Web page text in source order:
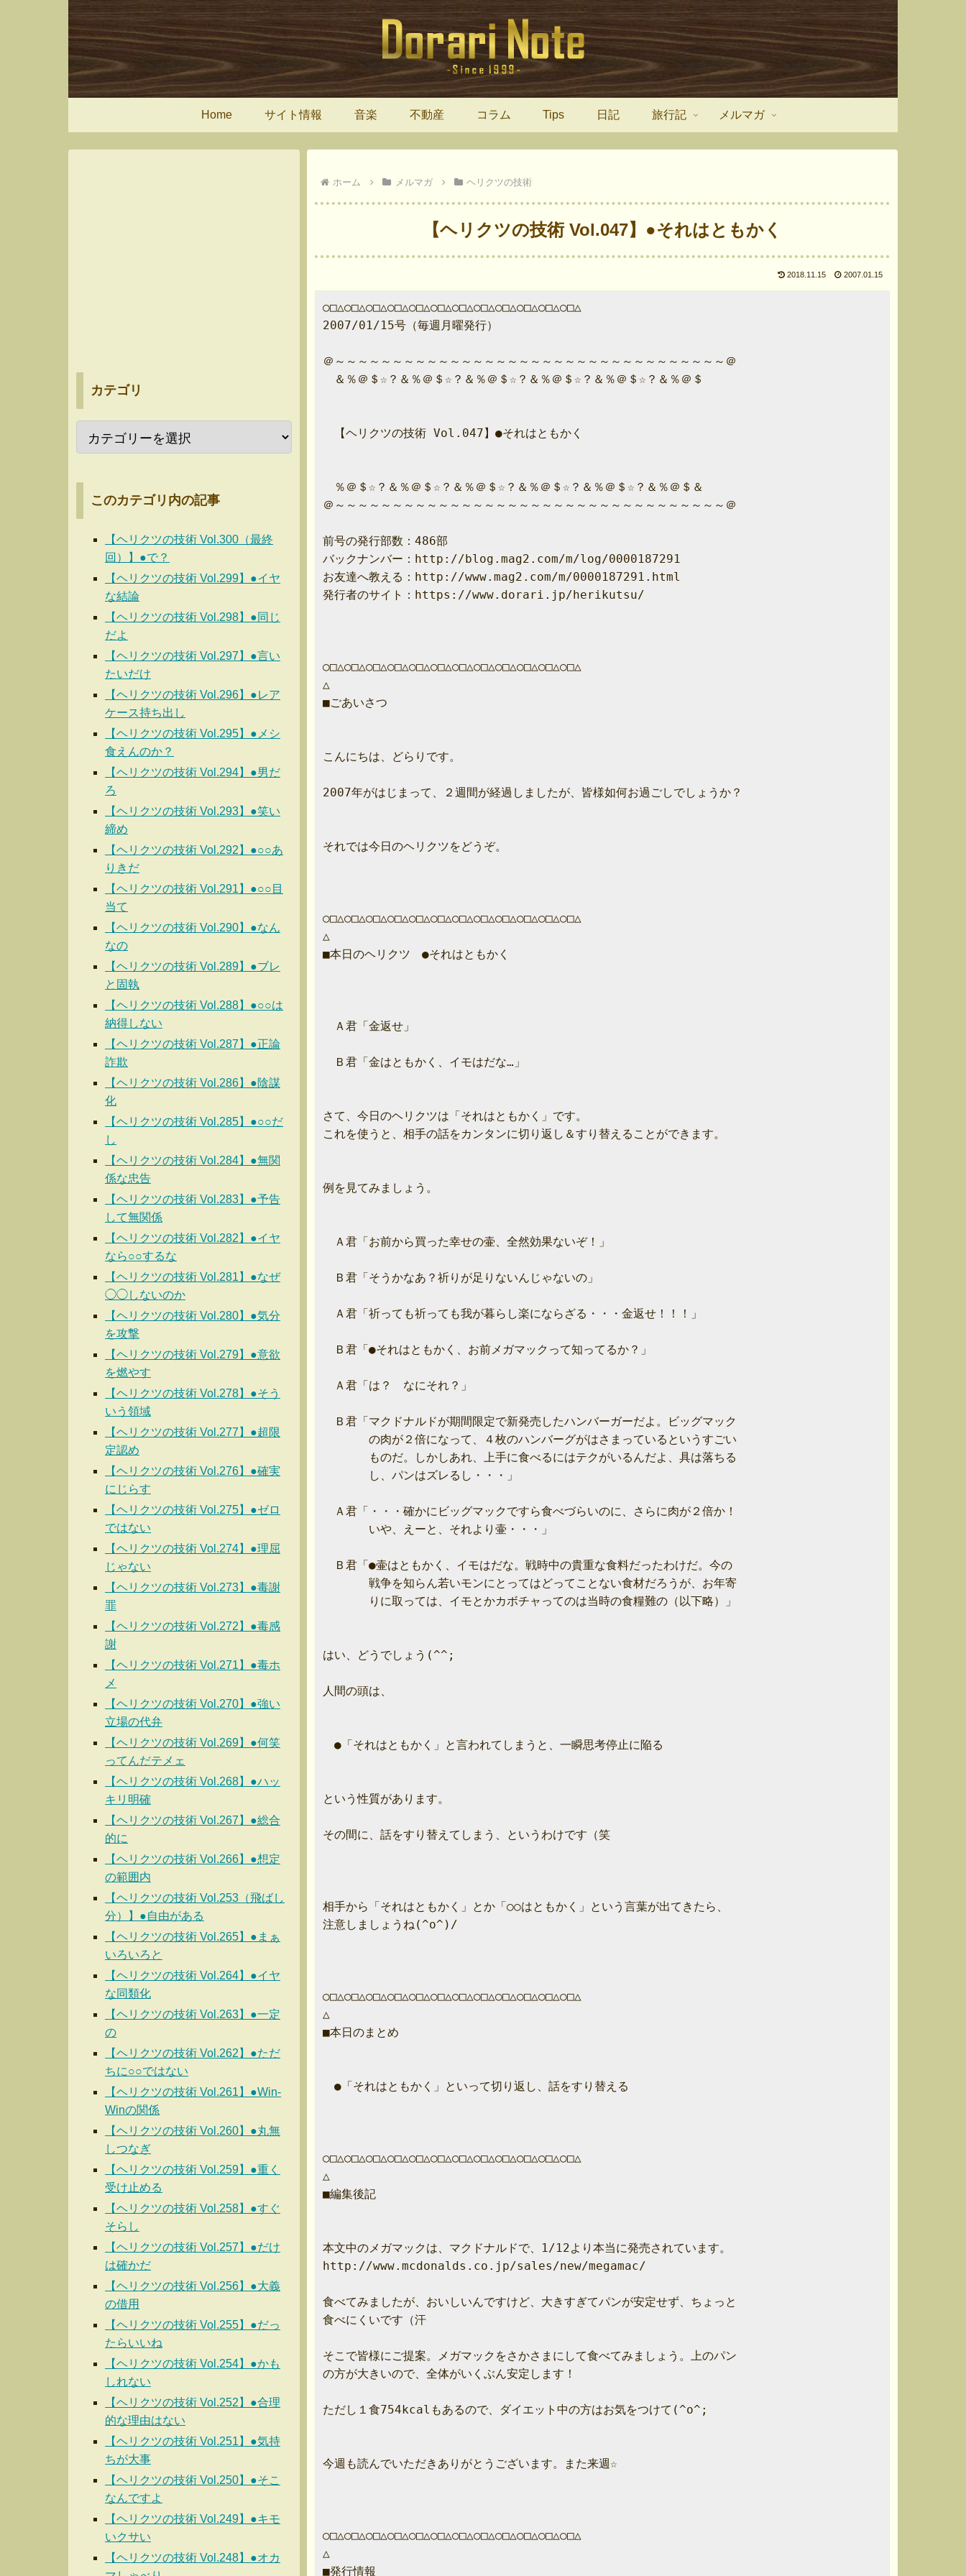
Home サイト情報 音楽 不動産 コラム Tips 日記 旅行記 メルマガ
ホーム メルマガ ヘリクツの技術
【ヘリクツの技術 Vol.047】●それはともかく
2018.11.15 2007.01.15
○□△○□△○□△○□△○□△○□△○□△○□△○□△○□△○□△○□△
2007/01/15号（毎週月曜発行）
＠～～～～～～～～～～～～～～～～～～～～～～～～～～～～～～～～～～＠
＆％＠＄☆？＆％＠＄☆？＆％＠＄☆？＆％＠＄☆？＆％＠＄☆？＆％＠＄
【ヘリクツの技術 Vol.047】●それはともかく
％＠＄☆？＆％＠＄☆？＆％＠＄☆？＆％＠＄☆？＆％＠＄☆？＆％＠＄＆
＠～～～～～～～～～～～～～～～～～～～～～～～～～～～～～～～～～～＠
前号の発行部数：486部
バックナンバー：http://blog.mag2.com/m/log/0000187291
お友達へ教える：http://www.mag2.com/m/0000187291.html
発行者のサイト：https://www.dorari.jp/herikutsu/
○□△○□△○□△○□△○□△○□△○□△○□△○□△○□△○□△○□△
△
■ごあいさつ
こんにちは、どらりです。
2007年がはじまって、２週間が経過しましたが、皆様如何お過ごしでしょうか？
それでは今日のヘリクツをどうぞ。
○□△○□△○□△○□△○□△○□△○□△○□△○□△○□△○□△○□△
△
■本日のヘリクツ　●それはともかく
Ａ君「金返せ」
Ｂ君「金はともかく、イモはだな…」
さて、今日のヘリクツは「それはともかく」です。
これを使うと、相手の話をカンタンに切り返し＆すり替えることができます。
例を見てみましょう。
Ａ君「お前から買った幸せの壷、全然効果ないぞ！」
Ｂ君「そうかなあ？祈りが足りないんじゃないの」
Ａ君「祈っても祈っても我が暮らし楽にならざる・・・金返せ！！！」
Ｂ君「●それはともかく、お前メガマックって知ってるか？」
Ａ君「は？　なにそれ？」
Ｂ君「マクドナルドが期間限定で新発売したハンバーガーだよ。ビッグマック
の肉が２倍になって、４枚のハンバーグがはさまっているというすごい
ものだ。しかしあれ、上手に食べるにはテクがいるんだよ、具は落ちる
し、パンはズレるし・・・」
Ａ君「・・・確かにビッグマックですら食べづらいのに、さらに肉が２倍か！
いや、えーと、それより壷・・・」
Ｂ君「●壷はともかく、イモはだな。戦時中の貴重な食料だったわけだ。今の
戦争を知らん若いモンにとってはどってことない食材だろうが、お年寄
りに取っては、イモとかカボチャってのは当時の食糧難の（以下略）」
はい、どうでしょう(^^;
人間の頭は、
●「それはともかく」と言われてしまうと、一瞬思考停止に陥る
という性質があります。
その間に、話をすり替えてしまう、というわけです（笑
相手から「それはともかく」とか「○○はともかく」という言葉が出てきたら、
注意しましょうね(^o^)/
○□△○□△○□△○□△○□△○□△○□△○□△○□△○□△○□△○□△
△
■本日のまとめ
●「それはともかく」といって切り返し、話をすり替える
○□△○□△○□△○□△○□△○□△○□△○□△○□△○□△○□△○□△
△
■編集後記
本文中のメガマックは、マクドナルドで、1/12より本当に発売されています。
http://www.mcdonalds.co.jp/sales/new/megamac/
食べてみましたが、おいしいんですけど、大きすぎてパンが安定せず、ちょっと
食べにくいです（汗
そこで皆様にご提案。メガマックをさかさまにして食べてみましょう。上のパン
の方が大きいので、全体がいくぶん安定します！
ただし１食754kcalもあるので、ダイエット中の方はお気をつけて(^o^;
今週も読んでいただきありがとうございます。また来週☆
○□△○□△○□△○□△○□△○□△○□△○□△○□△○□△○□△○□△
△
■発行情報
カテゴリ
このカテゴリ内の記事
【ヘリクツの技術 Vol.300（最終
回）】●で？
【ヘリクツの技術 Vol.299】●イヤ
な結論
【ヘリクツの技術 Vol.298】●同じ
だよ
【ヘリクツの技術 Vol.297】●言い
たいだけ
【ヘリクツの技術 Vol.296】●レア
ケース持ち出し
【ヘリクツの技術 Vol.295】●メシ
食えんのか？
【ヘリクツの技術 Vol.294】●男だ
ろ
【ヘリクツの技術 Vol.293】●笑い
締め
【ヘリクツの技術 Vol.292】●○○あ
りきだ
【ヘリクツの技術 Vol.291】●○○目
当て
【ヘリクツの技術 Vol.290】●なん
なの
【ヘリクツの技術 Vol.289】●ブレ
と固執
【ヘリクツの技術 Vol.288】●○○は
納得しない
【ヘリクツの技術 Vol.287】●正論
詐欺
【ヘリクツの技術 Vol.286】●陰謀
化
【ヘリクツの技術 Vol.285】●○○だ
し
【ヘリクツの技術 Vol.284】●無関
係な忠告
【ヘリクツの技術 Vol.283】●予告
して無関係
【ヘリクツの技術 Vol.282】●イヤ
なら○○するな
【ヘリクツの技術 Vol.281】●なぜ
◯◯しないのか
【ヘリクツの技術 Vol.280】●気分
を攻撃
【ヘリクツの技術 Vol.279】●意欲
を燃やす
【ヘリクツの技術 Vol.278】●そう
いう領域
【ヘリクツの技術 Vol.277】●超限
定認め
【ヘリクツの技術 Vol.276】●確実
にじらす
【ヘリクツの技術 Vol.275】●ゼロ
ではない
【ヘリクツの技術 Vol.274】●理屈
じゃない
【ヘリクツの技術 Vol.273】●毒謝
罪
【ヘリクツの技術 Vol.272】●毒感
謝
【ヘリクツの技術 Vol.271】●毒ホ
メ
【ヘリクツの技術 Vol.270】●強い
立場の代弁
【ヘリクツの技術 Vol.269】●何笑
ってんだテメェ
【ヘリクツの技術 Vol.268】●ハッ
キリ明確
【ヘリクツの技術 Vol.267】●総合
的に
【ヘリクツの技術 Vol.266】●想定
の範囲内
【ヘリクツの技術 Vol.253（飛ばし
分）】●自由がある
【ヘリクツの技術 Vol.265】●まぁ
いろいろと
【ヘリクツの技術 Vol.264】●イヤ
な同類化
【ヘリクツの技術 Vol.263】●一定
の
【ヘリクツの技術 Vol.262】●ただ
ちに○○ではない
【ヘリクツの技術 Vol.261】●Win-
Winの関係
【ヘリクツの技術 Vol.260】●丸無
しつなぎ
【ヘリクツの技術 Vol.259】●重く
受け止める
【ヘリクツの技術 Vol.258】●すぐ
そらし
【ヘリクツの技術 Vol.257】●だけ
は確かだ
【ヘリクツの技術 Vol.256】●大義
の借用
【ヘリクツの技術 Vol.255】●だっ
たらいいね
【ヘリクツの技術 Vol.254】●かも
しれない
【ヘリクツの技術 Vol.252】●合理
的な理由はない
【ヘリクツの技術 Vol.251】●気持
ちが大事
【ヘリクツの技術 Vol.250】●そこ
なんですよ
【ヘリクツの技術 Vol.249】●キモ
いクサい
【ヘリクツの技術 Vol.248】●オカ